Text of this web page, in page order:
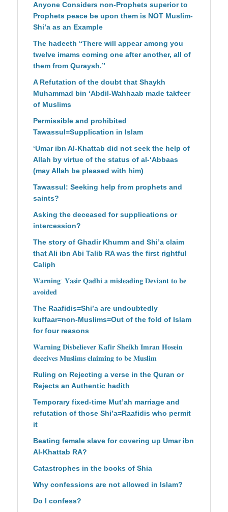
Anyone Considers non-Prophets superior to
Prophets peace be upon them is NOT Muslim-
Shi’a as an Example
The hadeeth “There will appear among you
twelve imams coming one after another, all of
them from Quraysh.”
A Refutation of the doubt that Shaykh
Muhammad bin ‘Abdil-Wahhaab made takfeer
of Muslims
Permissible and prohibited
Tawassul=Supplication in Islam
‘Umar ibn Al-Khattab did not seek the help of
Allah by virtue of the status of al-‘Abbaas
(may Allah be pleased with him)
Tawassul: Seeking help from prophets and
saints?
Asking the deceased for supplications or
intercession?
The story of Ghadir Khumm and Shi’a claim
that Ali ibn Abi Talib RA was the first rightful
Caliph
𝐖𝐚𝐫𝐧𝐢𝐧𝐠: 𝐘𝐚𝐬𝐢𝐫 𝐐𝐚𝐝𝐡𝐢 𝐚 𝐦𝐢𝐬𝐥𝐞𝐚𝐝𝐢𝐧𝐠 𝐃𝐞𝐯𝐢𝐚𝐧𝐭 𝐭𝐨 𝐛𝐞
𝐚𝐯𝐨𝐢𝐝𝐞𝐝
The Raafidis=Shi’a are undoubtedly
kuffaar=non-Muslims=Out of the fold of Islam
for four reasons
𝐖𝐚𝐫𝐧𝐢𝐧𝐠 𝐃𝐢𝐬𝐛𝐞𝐥𝐢𝐞𝐯𝐞𝐫 𝐊𝐚𝐟𝐢𝐫 𝐒𝐡𝐞𝐢𝐤𝐡 𝐈𝐦𝐫𝐚𝐧 𝐇𝐨𝐬𝐞𝐢𝐧
𝐝𝐞𝐜𝐞𝐢𝐯𝐞𝐬 𝐌𝐮𝐬𝐥𝐢𝐦𝐬 𝐜𝐥𝐚𝐢𝐦𝐢𝐧𝐠 𝐭𝐨 𝐛𝐞 𝐌𝐮𝐬𝐥𝐢𝐦
Ruling on Rejecting a verse in the Quran or
Rejects an Authentic hadith
Temporary fixed-time Mut’ah marriage and
refutation of those Shi’a=Raafidis who permit
it
Beating female slave for covering up Umar ibn
Al-Khattab RA?
Catastrophes in the books of Shia
Why confessions are not allowed in Islam?
Do I confess?